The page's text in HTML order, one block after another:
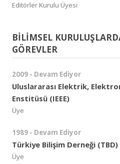
Editörler Kurulu Üyesi
BİLİMSEL
GÖREVLER
2009 - Devam Ediyor
Uluslararası Elektrik,
Enstitüsü (IEEE)
Üye
1989 - Devam Ediyor
Türkiye Bilişim Derneği (TBD)
Üye